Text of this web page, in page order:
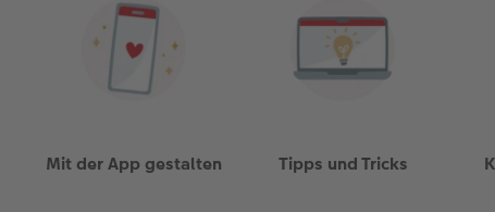
Mit der App gestalten Tipps und Tricks